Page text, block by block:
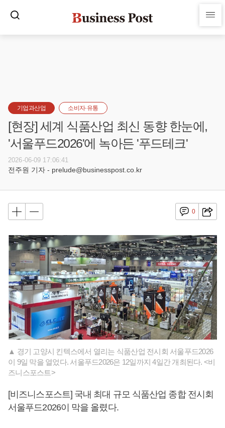
기업과산업 소비자·유통
[현장] 세계 식품산업 최신 동향 한눈에,
'서울푸드2026'에 녹아든 '푸드테크'
2026-06-09 17:06:41
전주원 기자 - prelude@businesspost.co.kr
0
▲ 경기 고양시 킨텍스에서 열리는 식품산업 전시회 서울푸드2026
이 9일 막을 열었다. 서울푸드2026은 12일까지 4일간 개최된다. <비
즈니스포스트>
[비즈니스포스트] 국내 최대 규모 식품산업 종합 전시회
서울푸드2026이 막을 올렸다.